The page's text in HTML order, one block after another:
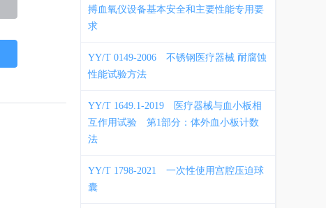
搏血氧仪设备基本安全和主要性能专用要
求
YY/T 0149-2006
不锈钢医疗器械 耐腐蚀
性能试验方法
YY/T 1649.1-2019
医疗器械与血小板相
互作用试验 第1部分：体外血小板计数
法
YY/T 1798-2021
一次性使用宫腔压迫球
囊